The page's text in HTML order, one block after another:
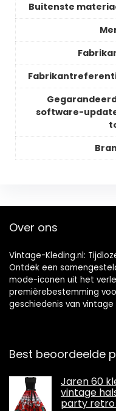
Buitenste
software-
Over ons
Vintage-Kleding.nl:
Ontdek een
mode-iconen uit het
premièrebestemming
geschiedenis van vintage
Best beoordeelde
Jaren 60
vintage
party retro